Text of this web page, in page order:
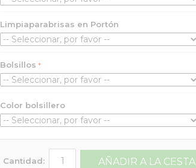
Limpiaparabrisas en Portón
Bolsillos
Color bolsillero
Cantidad: AÑADIR A LA CESTA